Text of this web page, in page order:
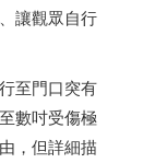
讓觀眾自行
至門口突有
數吋受傷極
，但詳細描